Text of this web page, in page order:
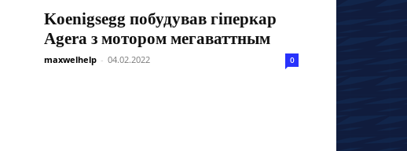
Koenigsegg побудував гіперкар
Agera з мотором мегаваттным
maxwelhelp - 04.02.2022 0